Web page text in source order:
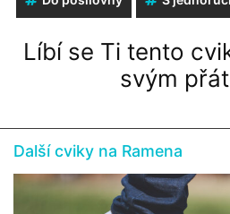
Líbí se Ti tento
svým
Další cviky na Ramena